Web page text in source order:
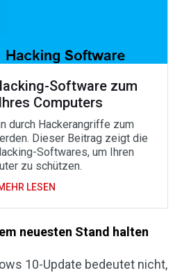
Software zum
Computers
durch Hackerangriffe zum
Dieser Beitrag zeigt die
Softwares, um Ihren
zu schützen.
LESEN
neuesten Stand halten
10-Update bedeutet nicht,